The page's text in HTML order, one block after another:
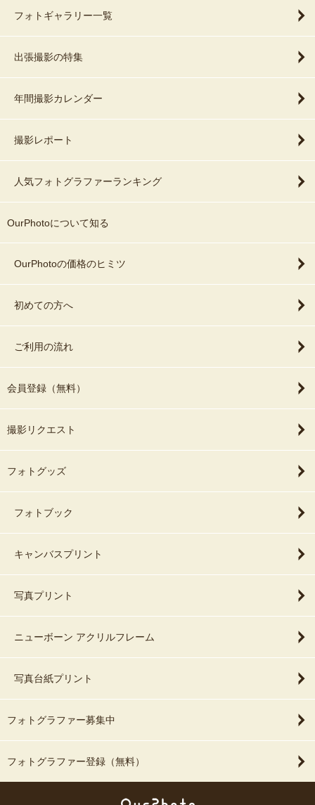
フォトギャラリー一覧
出張撮影の特集
年間撮影カレンダー
撮影レポート
人気フォトグラファーランキング
OurPhotoについて知る
OurPhotoの価格のヒミツ
初めての方へ
ご利用の流れ
会員登録（無料）
撮影リクエスト
フォトグッズ
フォトブック
キャンバスプリント
写真プリント
ニューボーン アクリルフレーム
写真台紙プリント
フォトグラファー募集中
フォトグラファー登録（無料）